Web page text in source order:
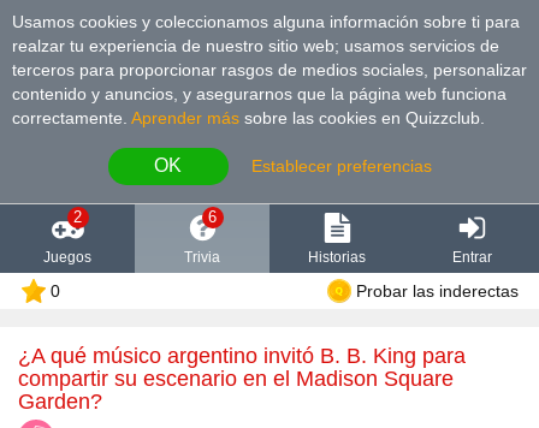
Usamos cookies y coleccionamos alguna información sobre ti para
realzar tu experiencia de nuestro sitio web; usamos servicios de
terceros para proporcionar rasgos de medios sociales, personalizar
contenido y anuncios, y asegurarnos que la página web funciona
correctamente. Aprender más sobre las cookies en Quizzclub.
OK Establecer preferencias
2
Juegos
6
Trivia Historias Entrar
0 Probar las inderectas
¿A qué músico argentino invitó B. B. King para
compartir su escenario en el Madison Square
Garden?